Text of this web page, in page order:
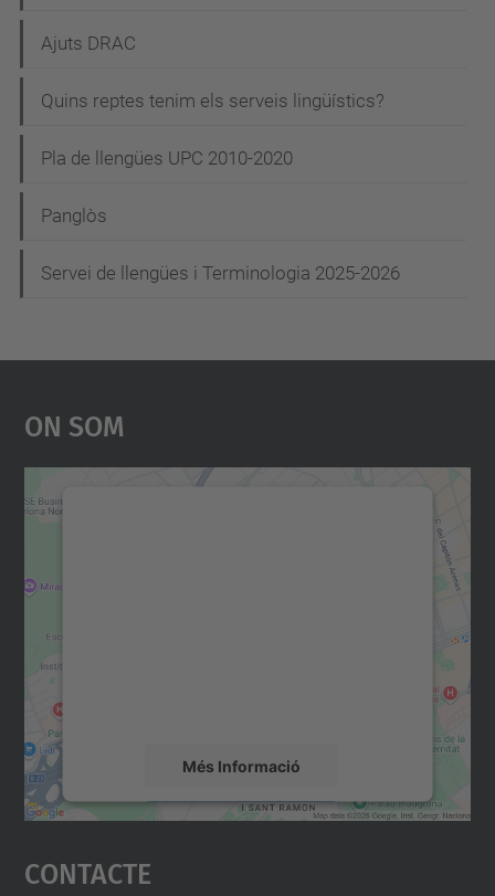
Ajuts DRAC
Quins reptes tenim els serveis lingüístics?
Pla de llengües UPC 2010-2020
Panglòs
Servei de llengües i Terminologia 2025-2026
On Som
Més Informació
Accepta
powered by
Contacte